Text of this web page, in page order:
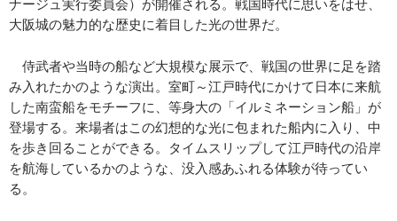
ナージュ実行委員会）が開催される。戦国時代に思いをはせ、
大阪城の魅力的な歴史に着目した光の世界だ。
侍武者や当時の船など大規模な展示で、戦国の世界に足を踏
み入れたかのような演出。室町～江戸時代にかけて日本に来航
した南蛮船をモチーフに、等身大の「イルミネーション船」が
登場する。来場者はこの幻想的な光に包まれた船内に入り、中
を歩き回ることができる。タイムスリップして江戸時代の沿岸
を航海しているかのような、没入感あふれる体験が待ってい
る。